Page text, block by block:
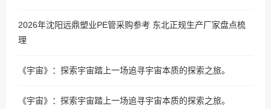
2026年沈阳远鼎塑业PE管采购参考 东北正规生产厂家盘点梳
理
《宇宙》：探索宇宙踏上一场追寻宇宙本质的探索之旅。
《宇宙》：探索宇宙踏上一场追寻宇宙本质的探索之旅。